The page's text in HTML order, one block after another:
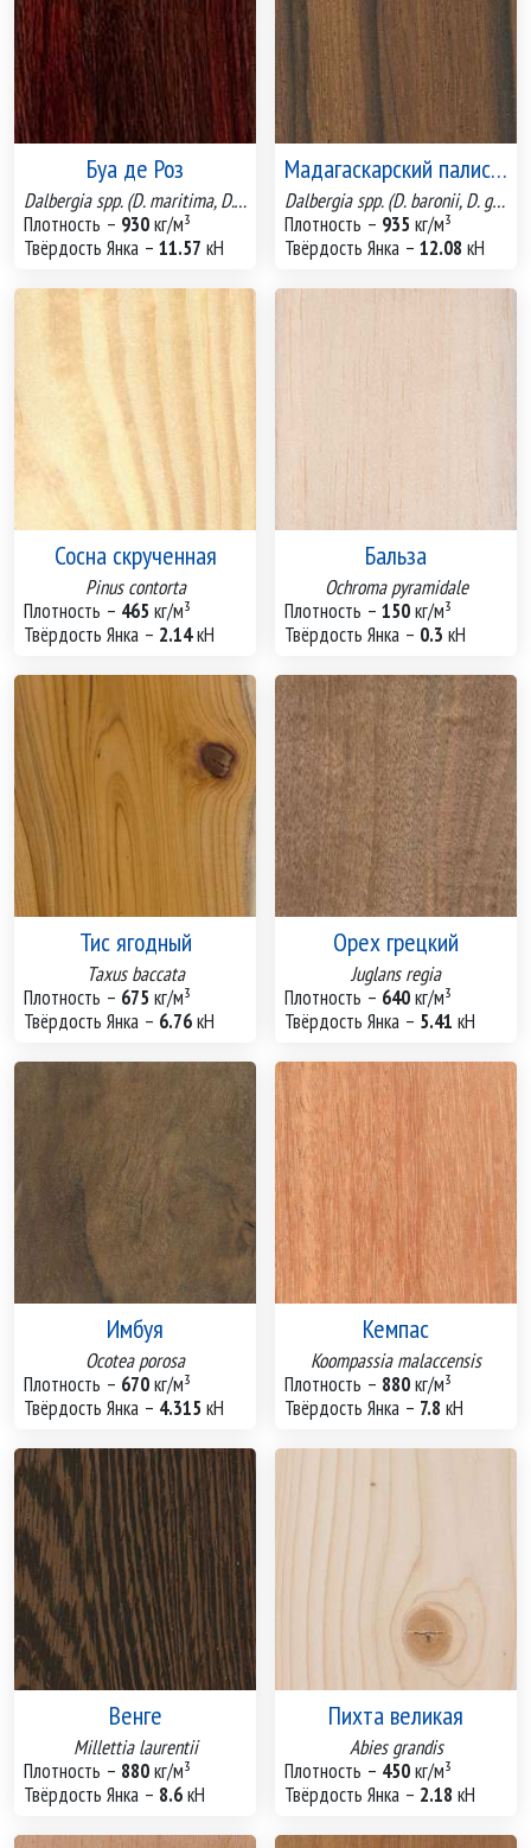
Буа де Роз
Dalbergia spp. (D. maritima, D. louvelii)
Плотность – 930кг/м³
Твёрдость Янка – 11.57 кН
Мадагаскарский палисандр
Dalbergia spp. (D. baronii, D. greveana, D. madagascariensis, D. monticola)
Плотность – 935 кг/м³
Твёрдость Янка – 12.08 кН
Сосна скрученная
Pinus contorta
Плотность – 465 кг/м³
Твёрдость Янка – 2.14кН
Бальза
Ochroma pyramidale
Плотность – 150кг/м³
Твёрдость Янка – 0.3 кН
Тис ягодный
Taxus baccata
Плотность – 675 кг/м³
Твёрдость Янка – 6.76кН
Орех грецкий
Juglans regia
Плотность – 640кг/м³
Твёрдость Янка – 5.41 кН
Имбуя
Ocotea porosa
Плотность – 670кг/м³
Твёрдость Янка – 4.315 кН
Кемпас
Koompassia malaccensis
Плотность – 880кг/м³
Твёрдость Янка – 7.8 кН
Венге
Millettia laurentii
Плотность – 880кг/м³
Твёрдость Янка – 8.6кН
Пихта великая
Abies grandis
Плотность – 450кг/м³
Твёрдость Янка – 2.18 кН